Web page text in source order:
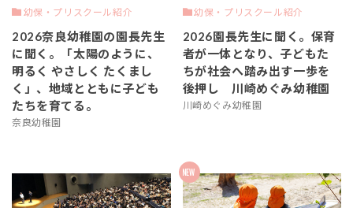
幼保・プリスクール紹介
2026奈良幼稚園の園長先生
に聞く。「太陽のように、
明るく やさしく たくまし
く」、地域とともに子ども
たちを育てる。
奈良幼稚園
幼保・プリスクール紹介
2026園長先生に聞く。保育
者が一体となり、子どもた
ちが社会へ踏み出す一歩を
後押し 川崎めぐみ幼稚園
川崎めぐみ幼稚園